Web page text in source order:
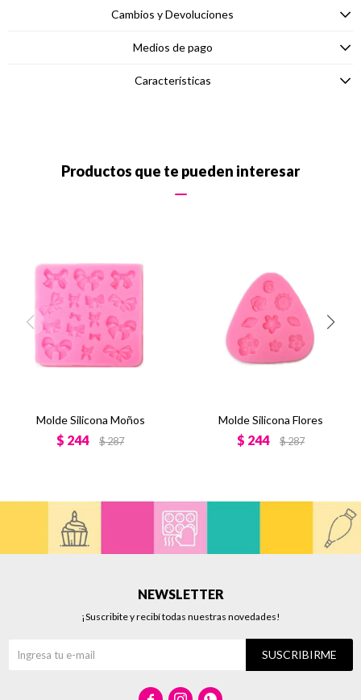
Cambios y Devoluciones
Medios de pago
Características
Productos que te pueden interesar
Molde Silicona Moños
$ 244 $287
Molde Silicona Flores
$ 244 $287
NEWSLETTER
¡Suscribite y recibí todas nuestras novedades!
SUSCRIBIRME